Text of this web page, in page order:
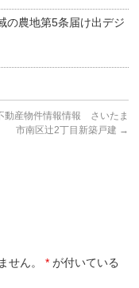
の農地第5条届け出デジ
動産物件情報情報 さいたま
市南区辻2丁目新築戸建 →
せん。 * が付いている